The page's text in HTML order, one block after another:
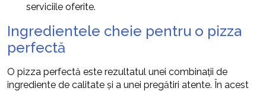
serviciile oferite.
Ingredientele cheie pentru o pizza
perfectă
O pizza perfectă este rezultatul unei combinații de
ingrediente de calitate și a unei pregătiri atente. În acest